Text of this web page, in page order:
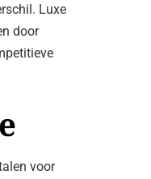
Luxe
door
voor